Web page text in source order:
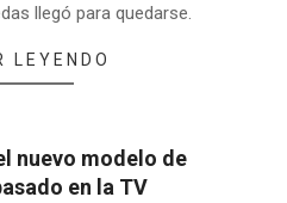
llegó para quedarse.
LEYENDO
nuevo modelo de
en la TV